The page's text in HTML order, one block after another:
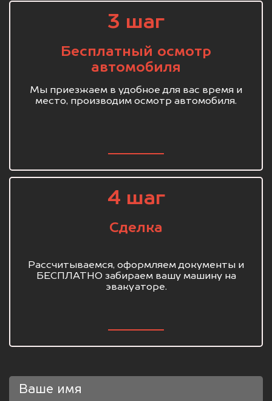
3 шаг
Бесплатный осмотр
автомобиля
Мы приезжаем в удобное для вас время и
место, производим осмотр автомобиля.
4 шаг
Сделка
Рассчитываемся, оформляем документы и
БЕСПЛАТНО забираем вашу машину на
эвакуаторе.